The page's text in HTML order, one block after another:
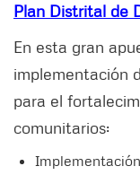
Plan Distrital de
En esta gran
implementación
para el
comunitarios: